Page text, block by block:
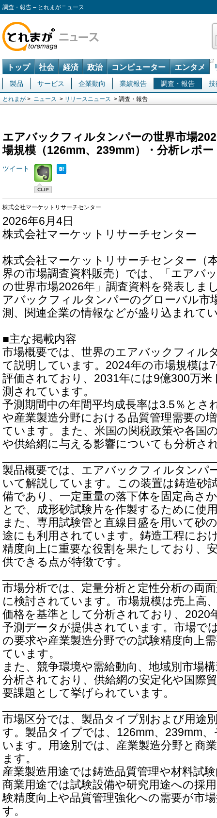
調査・報告 – とれまがニュース
トップ 社会 経済 政治 コンピューター エンタメ
製品 サービス 企業動向 業績報告 調査・報告 技
とれまが > ニュース > リリースニュース > 調査・報告
エアバックフィルタンパーの世界市場
場規模（126mm、239mm）・分析レポー
ツイート
株式会社マーケットリサーチセンター
2026年6月4日
株式会社マーケットリサーチセンター
株式会社マーケットリサーチセンター（
界の市場調査資料販売）では、「エアバ
の世界市場2026年」調査資料を発表しま
アバックフィルタンパーのグローバル市
測、関連企業の情報などが盛り込まれて
■主な掲載内容
市場概要では、世界のエアバックフィル
て説明しています。2024年の市場規模は
評価されており、2031年には9億300万
測されています。
予測期間中の年間平均成長率は3.5％とさ
や産業製造分野における品質管理需要の
ています。また、米国の関税政策や各国
や供給網に与える影響についても分析さ
製品概要では、エアバックフィルタンパ
いて解説しています。この装置は鋳造砂
備であり、一定重量の落下体を固定高さ
とで、成形砂試験片を作製するために使
また、専用試験管と直線目盛を用いて砂
途にも利用されています。鋳造工程にお
精度向上に重要な役割を果たしており、
供できる点が特徴です。
市場分析では、定量分析と定性分析の両
に検討されています。市場規模は売上高
価格を基準として分析されており、2020
予測データが提供されています。市場で
の要求や産業製造分野での試験精度向上
ています。
また、競争環境や需給動向、地域別市場
分析されており、供給網の安定化や国際
要課題として挙げられています。
市場区分では、製品タイプ別および用途
す。製品タイプでは、126mm、239mm
います。用途別では、産業製造分野と商
ます。
産業製造用途では鋳造品質管理や材料試
商業用途では試験設備や研究用途への採
験精度向上や品質管理強化への需要が市
す。